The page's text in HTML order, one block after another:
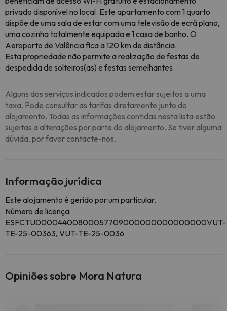
privado disponível no local. Este apartamento com 1 quarto
dispõe de uma sala de estar com uma televisão de ecrã plano,
uma cozinha totalmente equipada e 1 casa de banho. O
Aeroporto de Valência fica a 120 km de distância.
Esta propriedade não permite a realização de festas de
despedida de solteiros(as) e festas semelhantes.
Alguns dos serviços indicados podem estar sujeitos a uma
taxa. Pode consultar as tarifas diretamente junto do
alojamento. Todas as informações contidas nesta lista estão
sujeitas a alterações por parte do alojamento. Se tiver alguma
dúvida, por favor contacte-nos.
Informação jurídica
Este alojamento é gerido por um particular.
Número de licença:
ESFCTU00004400800057709000000000000000VUT-
TE-25-00363, VUT-TE-25-0036
Opiniões sobre Mora Natura